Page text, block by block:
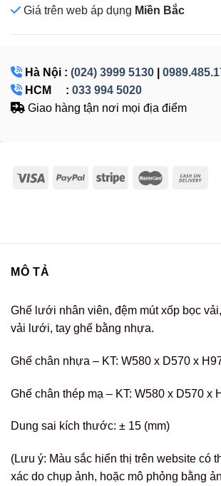
Giá trên web áp dụng Miền Bắc
Hà Nội : (024) 3999 5130
HCM : 033 994 5020
Giao hàng tận nơi mọi địa điểm
MÔ TẢ
Ghế lưới nhân viên, đệm mút xốp bọc
vải lưới, tay ghế bằng nhựa.
Ghế chân nhựa – KT: W580 x D570 x
Ghế chân thép mạ – KT: W580 x D570 x
Dung sai kích thước: ± 15 (mm)
(Lưu ý: Màu sắc hiển thị trên website có
xác do chụp ảnh, hoặc mô phỏng bằng